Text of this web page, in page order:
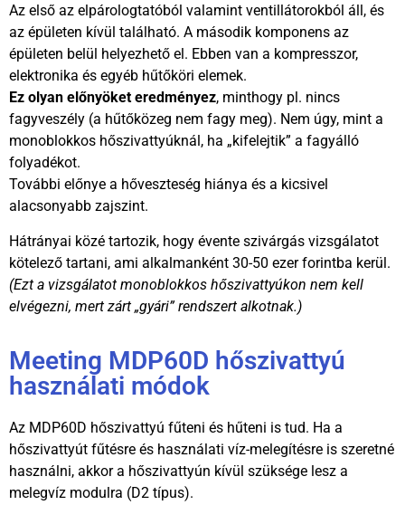
Az első az elpárologtatóból valamint ventillátorokból áll, és
az épületen kívül található. A második komponens az
épületen belül helyezhető el. Ebben van a kompresszor,
elektronika és egyéb hűtőköri elemek.
Ez olyan előnyöket eredményez, minthogy pl. nincs
fagyveszély (a hűtőközeg nem fagy meg). Nem úgy, mint a
monoblokkos hőszivattyúknál, ha „kifelejtik” a fagyálló
folyadékot.
További előnye a hőveszteség hiánya és a kicsivel
alacsonyabb zajszint.
Hátrányai közé tartozik, hogy évente szivárgás vizsgálatot
kötelező tartani, ami alkalmanként 30-50 ezer forintba kerül.
(Ezt a vizsgálatot monoblokkos hőszivattyúkon nem kell
elvégezni, mert zárt „gyári” rendszert alkotnak.)
Meeting MDP60D hőszivattyú
használati módok
Az MDP60D hőszivattyú fűteni és hűteni is tud. Ha a
hőszivattyút fűtésre és használati víz-melegítésre is szeretné
használni, akkor a hőszivattyún kívül szüksége lesz a
melegvíz modulra (D2 típus).